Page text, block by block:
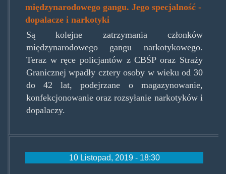
międzynarodowego gangu. Jego specjalność -
dopalacze i narkotyki
Są kolejne zatrzymania członków
międzynarodowego gangu narkotykowego.
Teraz w ręce policjantów z CBŚP oraz Straży
Granicznej wpadły cztery osoby w wieku od 30
do 42 lat, podejrzane o magazynowanie,
konfekcjonowanie oraz rozsyłanie narkotyków i
dopalaczy.
10 Listopad, 2019 - 18:30